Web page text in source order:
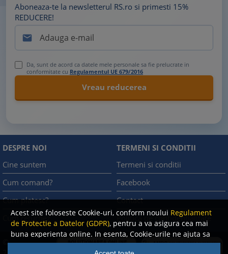
Acest site foloseste Cookie-uri, conform noului Regulament
de Protectie a Datelor (GDPR), pentru a va asigura cea mai
buna experienta online. In esenta, Cookie-urile ne ajuta sa
imbunatatim continutul de pe site, oferindu-va dvs.,
Aboneaza-te la newsletterul RS.ro si primesti 15%
REDUCERE!

Da, sunt de acord ca datele mele personale sa fie prelucrate in
conformitate cu Regulamentul UE 679/2016
DESPRE NOI
Cine suntem
Cum comand?
Cum platesc?
Cum returnez
TERMENI SI CONDITII
Termeni si conditii
Facebook
Contact
Politica de confidentialitate
©